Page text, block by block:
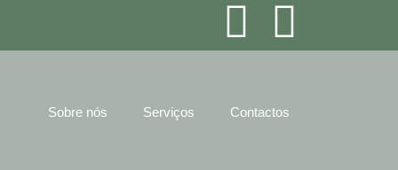
Sobre nós Serviços Contactos